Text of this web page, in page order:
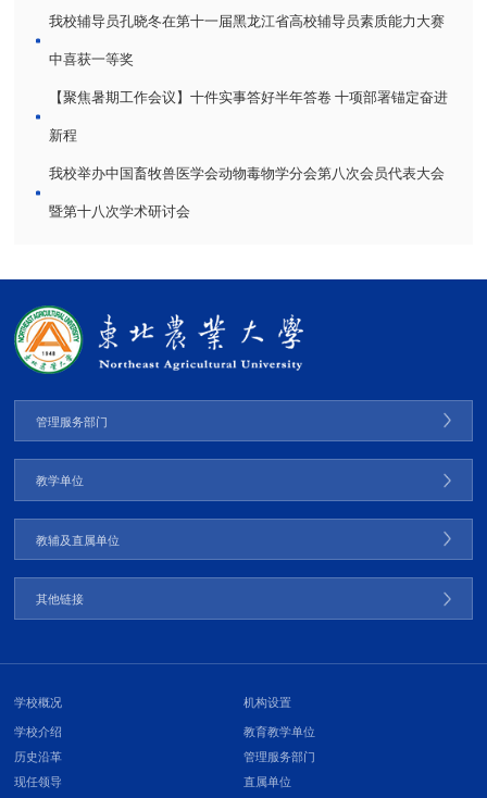
我校辅导员孔晓冬在第十一届黑龙江省高校辅导员素质能力大赛
中喜获一等奖
【聚焦暑期工作会议】十件实事答好半年答卷 十项部署锚定奋进
新程
我校举办中国畜牧兽医学会动物毒物学分会第八次会员代表大会
暨第十八次学术研讨会
管理服务部门
教学单位
教辅及直属单位
其他链接
学校概况
学校介绍
历史沿革
现任领导
机构设置
教育教学单位
管理服务部门
直属单位